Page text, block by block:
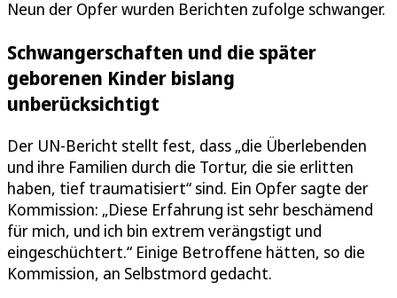
Neun der Opfer wurden Berichten zufolge schwanger.
Schwangerschaften und die später
geborenen Kinder bislang
unberücksichtigt
Der UN-Bericht stellt fest, dass „die Überlebenden
und ihre Familien durch die Tortur, die sie erlitten
haben, tief traumatisiert“ sind. Ein Opfer sagte der
Kommission: „Diese Erfahrung ist sehr beschämend
für mich, und ich bin extrem verängstigt und
eingeschüchtert.“ Einige Betroffene hätten, so die
Kommission, an Selbstmord gedacht.